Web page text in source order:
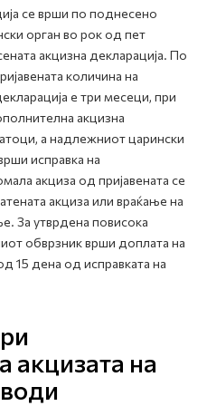
се врши по поднесено
орган во рок од пет
акцизна декларација. По
количина на
е три месеци, при
акцизна
а надлежниот царински
исправка на
акциза од пријавената се
акциза или враќање на
За утврдена повисока
обврзник врши доплата на
15 дена од исправката на
акцизата на